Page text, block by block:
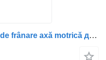
Тормозная камера Cameră de frânare axă motrică для грузовика Mercedes-Benz cod 1532.3 2408